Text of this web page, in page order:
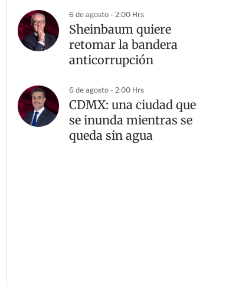
6 de agosto - 2:00 Hrs
Sheinbaum quiere
retomar la bandera
anticorrupción
6 de agosto - 2:00 Hrs
CDMX: una ciudad que
se inunda mientras se
queda sin agua